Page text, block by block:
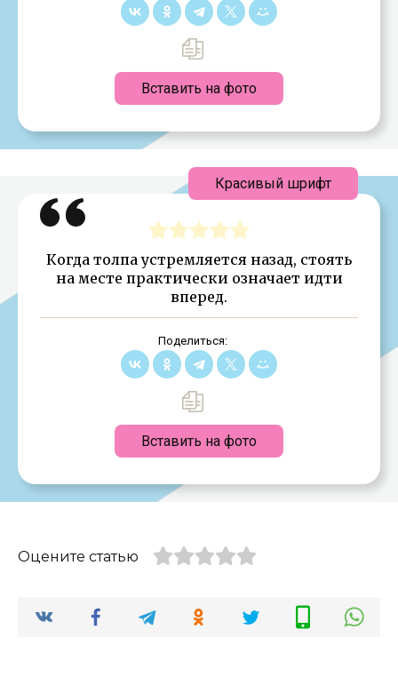
Вставить на фото
Когда толпа устремляется назад, стоять
на месте практически означает идти
вперед.
Поделиться:
Вставить на фото
Красивый шрифт
Оцените статью